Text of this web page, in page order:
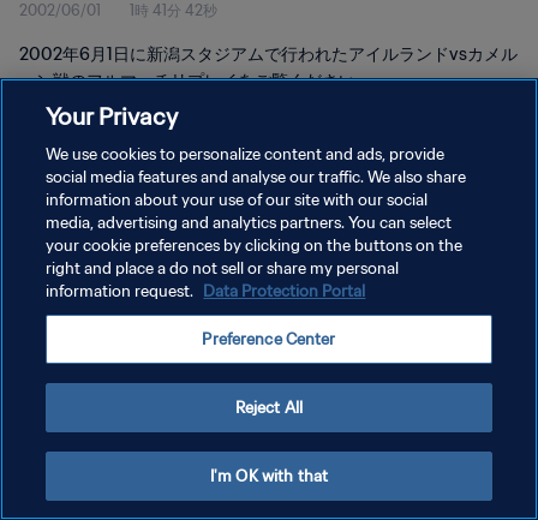
2002/06/01 1時 41分 42秒
2002年6月1日に新潟スタジアムで行われたアイルランドvsカメル
ーン戦のフルマッチリプレイをご覧ください。
プライバシーポリシー
サービス利用規約
クッキー設定の管理
Your Privacy
We use cookies to personalize content and ads, provide
social media features and analyse our traffic. We also share
information about your use of our site with our social
media, advertising and analytics partners. You can select
your cookie preferences by clicking on the buttons on the
right and place a do not sell or share my personal
information request. Data Protection Portal
Preference Center
Reject All
I'm OK with that